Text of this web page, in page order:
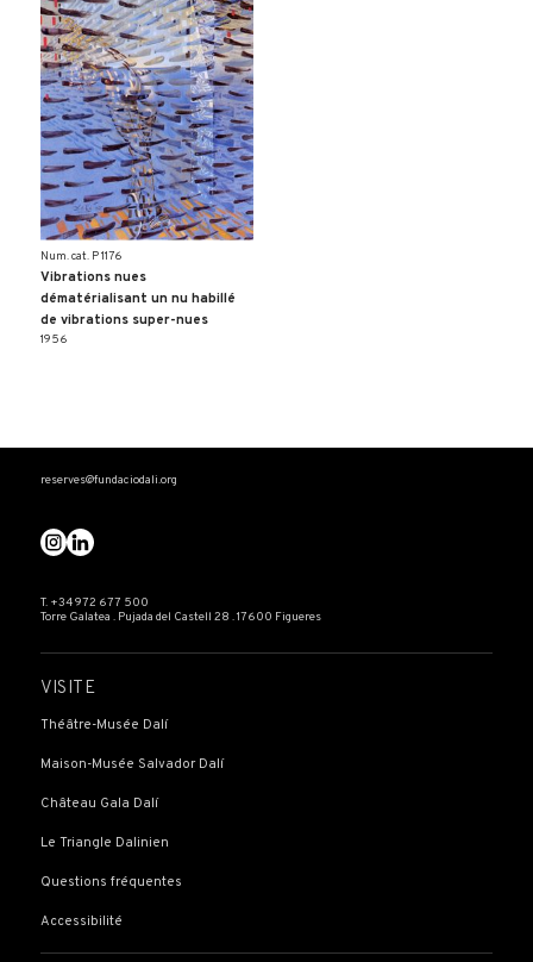
Num. cat. P 1176
Vibrations nues
dématérialisant un nu habillé
de vibrations super-nues
1956
reserves@fundaciodali.org
T. +34 972 677 500
Torre Galatea . Pujada del Castell 28 . 17600 Figueres
VISITE
Théâtre-Musée Dalí
Maison-Musée Salvador Dalí
Château Gala Dalí
Le Triangle Dalinien
Questions fréquentes
Accessibilité